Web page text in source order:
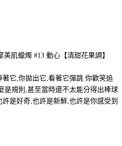
肌蠟燭 #13 動心【清甜花果調】
它,你拋出它,看著它彈跳.你歡笑追
是規則,甚至當時還不太能分得出棒球
是好奇,也許是新鮮,也許是你感受到